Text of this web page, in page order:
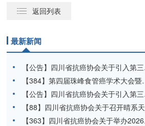
返回列表
最新新闻
【公告】四川省抗癌协会关于引入第三方机构协助办理自然人劳务报酬数电发票相关服务的询比价第二轮通知
【384】第四届珠峰食管癌学术大会暨第十八次食管癌专委会学术会议暨胸部肿瘤多学科交流会的通知（第一轮）
【公告】四川省抗癌协会关于引入第三方机构协助办理自然人劳务报酬数电发票相关服务的询比价通知
【88】四川省抗癌协会关于召开晴系天府-肿瘤规范化诊疗质量提升行动的通知
【363】四川省抗癌协会关于举办2026年淋巴水肿治疗高级实践培训班的通知（第二轮）